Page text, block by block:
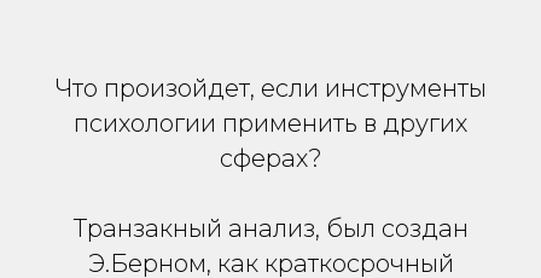
Что произойдет, если инструменты
психологии применить в других
сферах?
Транзакный анализ, был создан
Э.Берном, как краткосрочный